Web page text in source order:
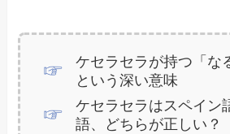
ケセラセラが持つ「な
という深い意味
ケセラセラはスペイン
語、どちらが正しい？